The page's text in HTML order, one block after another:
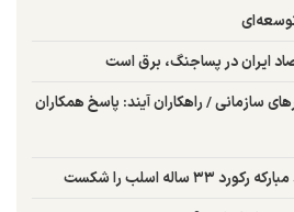
ایران در پساجنگ، برق است
سازمانی / راهکاران آیند: پاسخ همکاران